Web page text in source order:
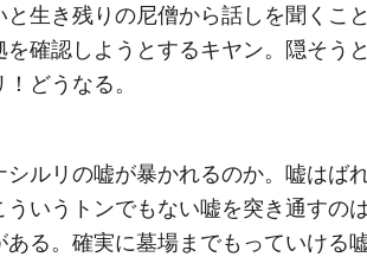
と生き残りの尼僧から話しを聞くこ
を確認しようとするキヤン。隠そう
どうなる。
シルリの嘘が暴かれるのか。嘘はば
ういうトンでもない嘘を突き通すの
ある。確実に墓場までもっていける